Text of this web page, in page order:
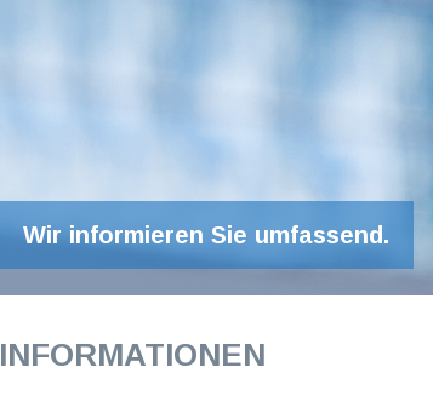
Wir informieren Sie umfassend.
INFORMATIONEN